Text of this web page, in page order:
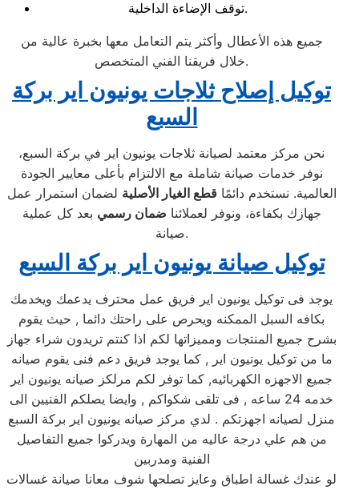
توقف الإضاءة الداخلية.
جميع هذه الأعطال وأكثر يتم التعامل معها بخبرة عالية من
خلال فريقنا الفني المتخصص.
توكيل إصلاح ثلاجات يونيون اير بركة
السبع
نحن مركز معتمد لصيانة ثلاجات يونيون اير في بركة السبع،
نوفر خدمات صيانة شاملة مع الالتزام بأعلى معايير الجودة
العالمية. نستخدم دائمًاقطع الغيار الأصلية لضمان استمرار عمل
جهازك بكفاءة، ونوفر لعملائنا ضمان رسمي بعد كل عملية
صيانة.
توكيل صيانة يونيون اير بركة السبع
يوجد فى توكيل يونيون اير فريق عمل محترف يدعمك ويخدمك
بكافه السبل الممكنه ويحرص على راحتك دائما , حيث يقوم
بشرح جميع المنتجات ومميزاتها لكم اذا كنتم تريدون شراء جهاز
ما من توكيل يونيون اير , كما يوجد فريق دعم فنى يقوم صيانه
جميع الاجهزه الكهربائيه, كما توفر لكم مرلكز صيانه يونيون اير
خدمه 24 ساعه , فى تلقى شكواكم , وايضا يصلكم الفنيين الى
منزل لصيانه اجهزتكم . لدي مركز صيانه يونيون اير بركة السبع
من هم علي درجة عاليه من المهارة ويدركوا جميع التفاصيل
الفنية ومدربين
لو عندك غسالة اطباق وعايز تصلحها شوف معانا صيانة غسالات